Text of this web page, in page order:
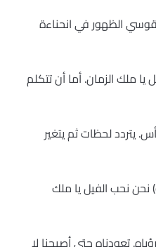
الظهور في انحناءة
ملك الزمان. أما أن تتكلم
يتردد لحظات ثم يتغير
نحن نحب الفيل يا ملك